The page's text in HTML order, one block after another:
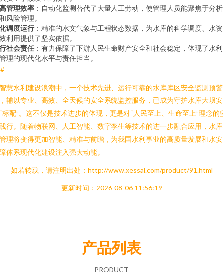
管理效率 ：自动化监测替代了大量人工劳动，使管理人员能聚焦于分
风险管理。
调度运行 ：精准的水文气象与工程状态数据，为水库的科学调度、水
利用提供了坚实依据。
社会责任 ：有力保障了下游人民生命财产安全和社会稳定，体现了水
理的现代化水平与责任担当。
慧水利建设浪潮中，一个技术先进、运行可靠的水库库区安全监测预
辅以专业、高效、全天候的安全系统监控服务，已成为守护水库大坝
标配”。这不仅是技术进步的体现，更是对“人民至上、生命至上”理念的
行。随着物联网、人工智能、数字孪生等技术的进一步融合应用，水
理将变得更加智能、精准与前瞻，为我国水利事业的高质量发展和水
体系现代化建设注入强大动能。
如若转载，请注明出处：http://www.xessal.com/product/91.html
更新时间：2026-08-06 11:56:19
产品列表
PRODUCT